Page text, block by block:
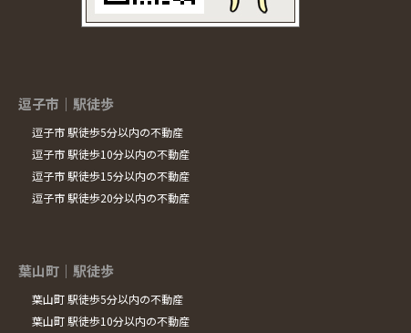
逗子市｜駅徒歩
逗子市 駅徒歩5分以内の不動産
逗子市 駅徒歩10分以内の不動産
逗子市 駅徒歩15分以内の不動産
逗子市 駅徒歩20分以内の不動産
葉山町｜駅徒歩
葉山町 駅徒歩5分以内の不動産
葉山町 駅徒歩10分以内の不動産